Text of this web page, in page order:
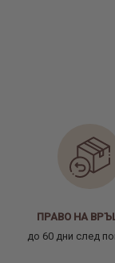
ПРАВО НА
до 60 дни след